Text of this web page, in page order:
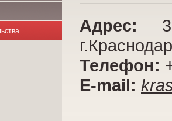
Адрес:
Телефон:
E-mail: